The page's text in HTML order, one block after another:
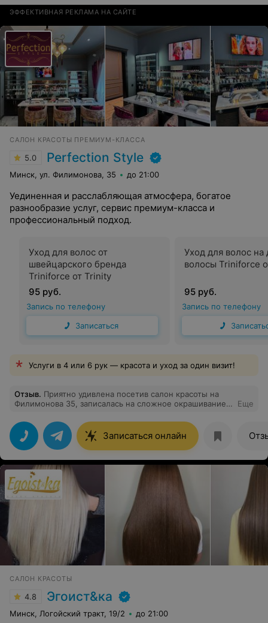
ЭФФЕКТИВНАЯ РЕКЛАМА НА САЙТЕ
САЛОН КРАСОТЫ ПРЕМИУМ-КЛАССА
5.0 Perfection Style
Минск, ул. Филимонова, 35 до 21:00
Уединенная и расслабляющая атмосфера, богатое
разнообразие услуг, сервис премиум-класса и
профессиональный подход.
Уход для волос от
швейцарского бренда
Triniforce от Trinity
95 руб.
Запись по телефону
Записаться
Уход для волос
волосы Triniforce
95 руб.
Запись по телефону
Услуги в 4 или 6 рук — красота и уход за один визит!
Отзыв. Приятно удивлена посетив салон красоты на
Филимонова 35, записалась на сложное окрашивание
настоящий мастер своего дела. Дочь пищала от
восторга. Спасибо салону и мастеру за проделанную
работу. Советую всем. И сама уже записалась на
окрашивание и лечение волос. Развития вам и
благодарных клиентов.
Еще
Записаться онлайн
САЛОН КРАСОТЫ
4.8 Эгоист&ка
Минск, Логойский тракт, 19/2 до 21:00